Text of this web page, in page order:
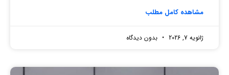
مشاهده کامل مطلب
ژانویه 7, 2026 بدون دیدگاه